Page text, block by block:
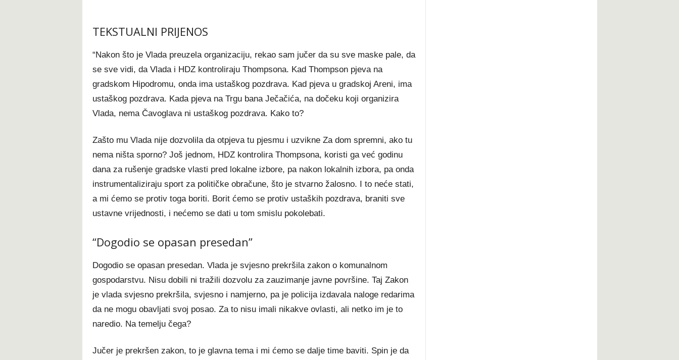
TEKSTUALNI PRIJENOS
“Nakon što je Vlada preuzela organizaciju, rekao sam jučer da su sve maske pale, da
se sve vidi, da Vlada i HDZ kontroliraju Thompsona. Kad Thompson pjeva na
gradskom Hipodromu, onda ima ustaškog pozdrava. Kad pjeva u gradskoj Areni, ima
ustaškog pozdrava. Kada pjeva na Trgu bana Ječačića, na dočeku koji organizira
Vlada, nema Čavoglava ni ustaškog pozdrava. Kako to?
Zašto mu Vlada nije dozvolila da otpjeva tu pjesmu i uzvikne Za dom spremni, ako tu
nema ništa sporno? Još jednom, HDZ kontrolira Thompsona, koristi ga već godinu
dana za rušenje gradske vlasti pred lokalne izbore, pa nakon lokalnih izbora, pa onda
instrumentaliziraju sport za političke obračune, što je stvarno žalosno. I to neće stati,
a mi ćemo se protiv toga boriti. Borit ćemo se protiv ustaških pozdrava, braniti sve
ustavne vrijednosti, i nećemo se dati u tom smislu pokolebati.
“Dogodio se opasan presedan”
Dogodio se opasan presedan. Vlada je svjesno prekršila zakon o komunalnom
gospodarstvu. Nisu dobili ni tražili dozvolu za zauzimanje javne površine. Taj Zakon
je vlada svjesno prekršila, svjesno i namjerno, pa je policija izdavala naloge redarima
da ne mogu obavljati svoj posao. Za to nisu imali nikakve ovlasti, ali netko im je to
naredio. Na temelju čega?
Jučer je prekršen zakon, to je glavna tema i mi ćemo se dalje time baviti. Spin je da